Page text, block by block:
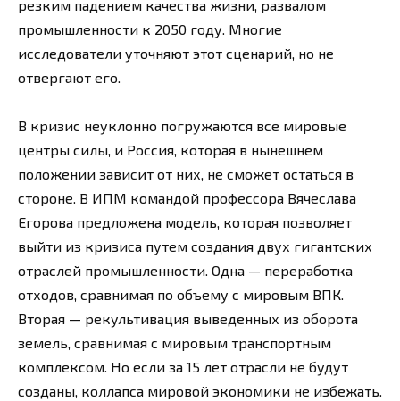
резким падением качества жизни, развалом
промышленности к 2050 году. Многие
исследователи уточняют этот сценарий, но не
отвергают его.
В кризис неуклонно погружаются все мировые
центры силы, и Россия, которая в нынешнем
положении зависит от них, не сможет остаться в
стороне. В ИПМ командой профессора Вячеслава
Егорова предложена модель, которая позволяет
выйти из кризиса путем создания двух гигантских
отраслей промышленности. Одна — переработка
отходов, сравнимая по объему с мировым ВПК.
Вторая — рекультивация выведенных из оборота
земель, сравнимая с мировым транспортным
комплексом. Но если за 15 лет отрасли не будут
созданы, коллапса мировой экономики не избежать.